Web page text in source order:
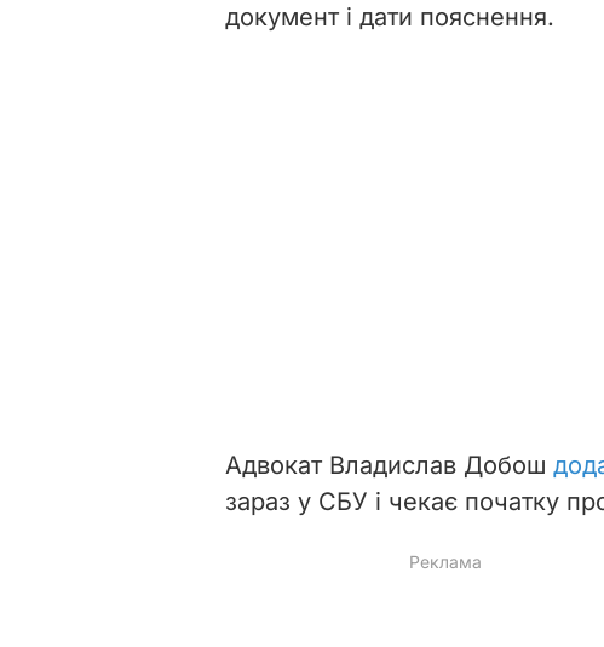
документ і дати пояснення.
Адвокат Владислав Добош
зараз у СБУ і чекає початку